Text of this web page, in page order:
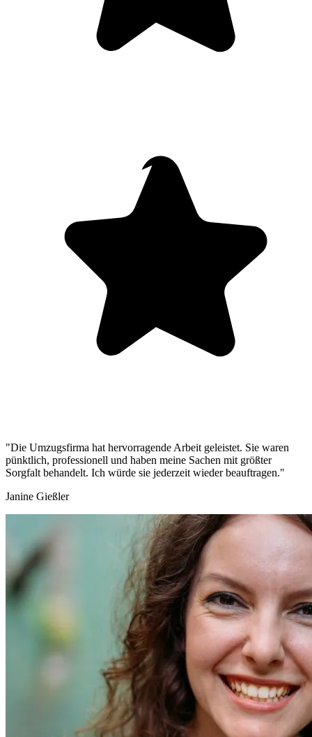
"Die Umzugsfirma hat hervorragende Arbeit geleistet. Sie waren
pünktlich, professionell und haben meine Sachen mit größter
Sorgfalt behandelt. Ich würde sie jederzeit wieder beauftragen."
Janine Gießler